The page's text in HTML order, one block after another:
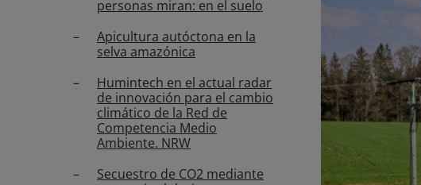
personas miran: en el suelo
Apicultura autóctona en la
selva amazónica
Humintech en el actual radar
de innovación para el cambio
climático de la Red de
Competencia Medio
Ambiente. NRW
Secuestro de CO2 mediante